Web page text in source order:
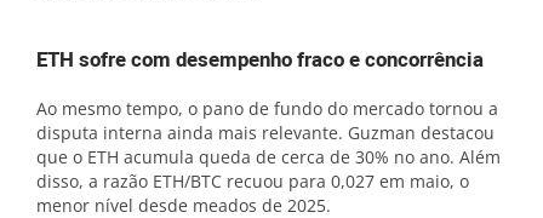
ETH sofre com desempenho fraco e concorrência
Ao mesmo tempo, o pano de fundo do mercado tornou a
disputa interna ainda mais relevante. Guzman destacou
que o ETH acumula queda de cerca de 30% no ano. Além
disso, a razão ETH/BTC recuou para 0,027 em maio, o
menor nível desde meados de 2025.